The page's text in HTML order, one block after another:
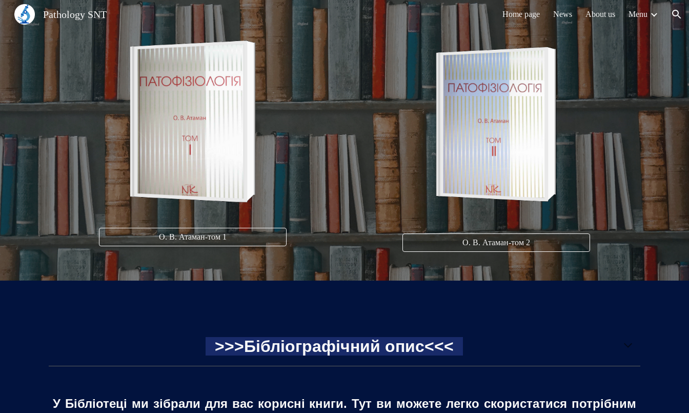
Skip to main content Skip to navigation
Pathology SNT Home page News About us Menu
О. В. Атаман-том 1
О. В. Атаман-том 2
>>>Бібліографічний опис<<<
У Бібліотеці ми зібрали для вас корисні книги. Тут ви можете легко скористатися потрібним